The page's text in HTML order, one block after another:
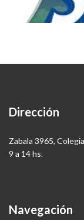
Dirección
Zabala 3965,
9 a 14 hs.
Navegación